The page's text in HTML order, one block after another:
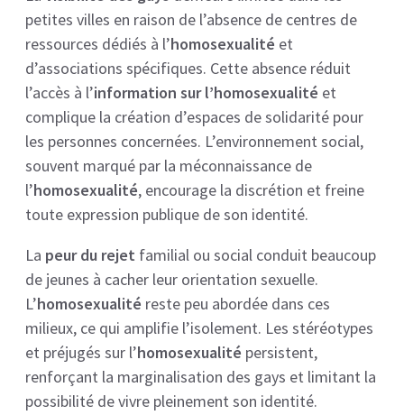
petites villes en raison de l’absence de centres de
ressources dédiés à l’homosexualité et
d’associations spécifiques. Cette absence réduit
l’accès à l’information sur l’homosexualité et
complique la création d’espaces de solidarité pour
les personnes concernées. L’environnement social,
souvent marqué par la méconnaissance de
l’homosexualité, encourage la discrétion et freine
toute expression publique de son identité.
La peur du rejet familial ou social conduit beaucoup
de jeunes à cacher leur orientation sexuelle.
L’homosexualité reste peu abordée dans ces
milieux, ce qui amplifie l’isolement. Les stéréotypes
et préjugés sur l’homosexualité persistent,
renforçant la marginalisation des gays et limitant la
possibilité de vivre pleinement son identité.